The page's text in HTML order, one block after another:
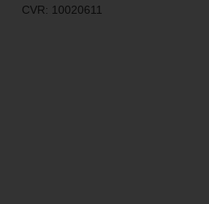
CVR: 10020611